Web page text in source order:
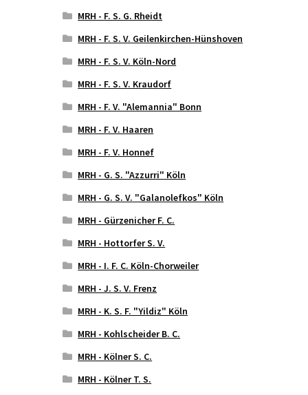
MRH - F. S. G. Rheidt
MRH - F. S. V. Geilenkirchen-Hünshoven
MRH - F. S. V. Köln-Nord
MRH - F. S. V. Kraudorf
MRH - F. V. "Alemannia" Bonn
MRH - F. V. Haaren
MRH - F. V. Honnef
MRH - G. S. "Azzurri" Köln
MRH - G. S. V. "Galanolefkos" Köln
MRH - Gürzenicher F. C.
MRH - Hottorfer S. V.
MRH - I. F. C. Köln-Chorweiler
MRH - J. S. V. Frenz
MRH - K. S. F. "Yildiz" Köln
MRH - Kohlscheider B. C.
MRH - Kölner S. C.
MRH - Kölner T. S.